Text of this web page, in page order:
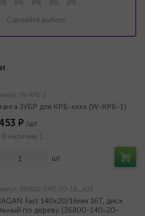
Сделайте выбор!
W-КРБ-1
ЗУБР для КРБ-хххх {W-КРБ-1}
₽ /шт
В наличии 1
шт
36800-140-20-16_z01
Fast 140x20/16мм 16Т, диск
по дереву {36800-140-20-